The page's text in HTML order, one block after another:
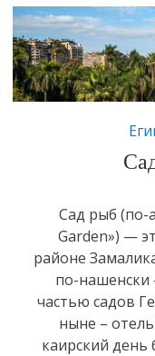
Сад рыб (по-
Garden») —
районе
по-
частью садов
ныне –
каирский